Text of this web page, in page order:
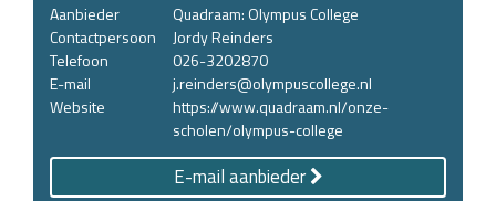
Aanbieder
Quadraam: Olympus College
Contactpersoon
Jordy Reinders
Telefoon
026-3202870
E-mail
j.reinders@olympuscollege.nl
Website
https://www.quadraam.nl/onze-
scholen/olympus-college
E-mail aanbieder